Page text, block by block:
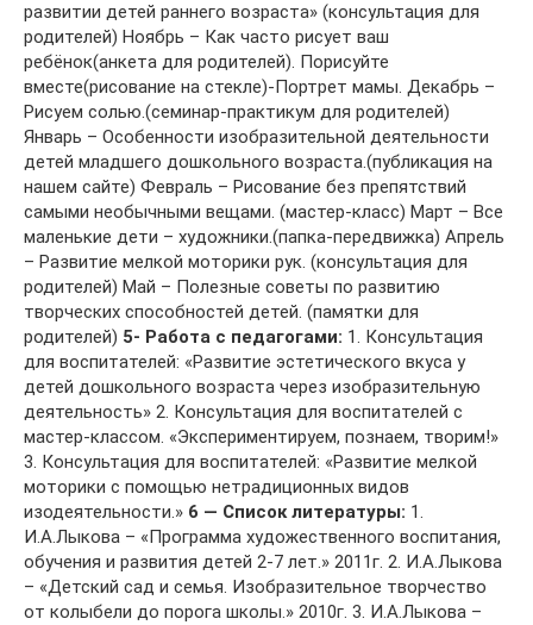
развитии детей раннего возраста» (консультация для
родителей) Ноябрь – Как часто рисует ваш
ребёнок(анкета для родителей). Порисуйте
вместе(рисование на стекле)-Портрет мамы. Декабрь –
Рисуем солью.(семинар-практикум для родителей)
Январь – Особенности изобразительной деятельности
детей младшего дошкольного возраста.(публикация на
нашем сайте) Февраль – Рисование без препятствий
самыми необычными вещами. (мастер-класс) Март – Все
маленькие дети – художники.(папка-передвижка) Апрель
– Развитие мелкой моторики рук. (консультация для
родителей) Май – Полезные советы по развитию
творческих способностей детей. (памятки для
родителей) 5- Работа с педагогами: 1. Консультация
для воспитателей: «Развитие эстетического вкуса у
детей дошкольного возраста через изобразительную
деятельность» 2. Консультация для воспитателей с
мастер-классом. «Экспериментируем, познаем, творим!»
3. Консультация для воспитателей: «Развитие мелкой
моторики с помощью нетрадиционных видов
изодеятельности.» 6 — Список литературы: 1.
И.А.Лыкова – «Программа художественного воспитания,
обучения и развития детей 2-7 лет.» 2011г. 2. И.А.Лыкова
– «Детский сад и семья. Изобразительное творчество
от колыбели до порога школы.» 2010г. 3. И.А.Лыкова –